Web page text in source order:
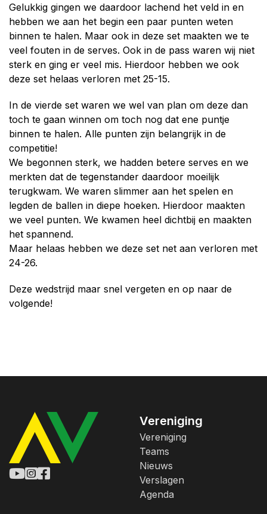
Gelukkig gingen we daardoor lachend het veld in en
hebben we aan het begin een paar punten weten
binnen te halen. Maar ook in deze set maakten we te
veel fouten in de serves. Ook in de pass waren wij niet
sterk en ging er veel mis. Hierdoor hebben we ook
deze set helaas verloren met 25-15.
In de vierde set waren we wel van plan om deze dan
toch te gaan winnen om toch nog dat ene puntje
binnen te halen. Alle punten zijn belangrijk in de
competitie!
We begonnen sterk, we hadden betere serves en we
merkten dat de tegenstander daardoor moeilijk
terugkwam. We waren slimmer aan het spelen en
legden de ballen in diepe hoeken. Hierdoor maakten
we veel punten. We kwamen heel dichtbij en maakten
het spannend.
Maar helaas hebben we deze set net aan verloren met
24-26.
Deze wedstrijd maar snel vergeten en op naar de
volgende!
Vereniging
Vereniging
Teams
Nieuws
Verslagen
Agenda